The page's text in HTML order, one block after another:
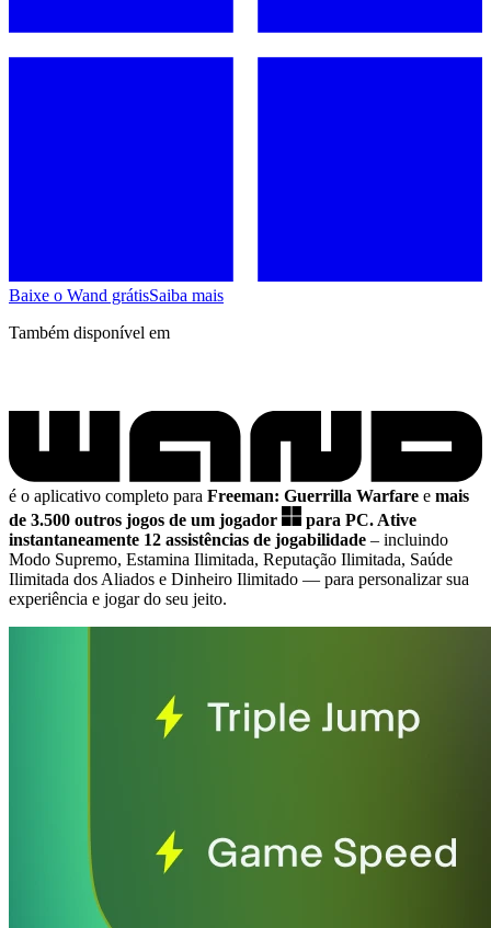
Baixe o Wand grátisSaiba mais
Também disponível em
é o aplicativo completo para Freeman: Guerrilla Warfare e mais
de 3.500 outros jogos de um jogador
para PC. Ative
instantaneamente 12 assistências de jogabilidade – incluindo
Modo Supremo, Estamina Ilimitada, Reputação Ilimitada, Saúde
Ilimitada dos Aliados e Dinheiro Ilimitado — para personalizar sua
experiência e jogar do seu jeito.